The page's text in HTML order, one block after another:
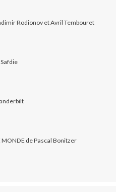
Rodionov et Avril Tembouret
Safdie
MONDE de Pascal Bonitzer